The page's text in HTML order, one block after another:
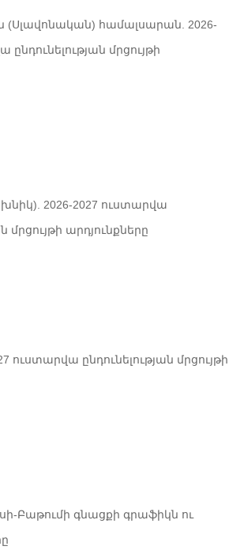
(Սլավոնական) համալսարան. 2026-
ընդունելության մրցույթի
2026-2027 ուստարվա
մրցույթի արդյունքները
ուստարվա ընդունելության մրցույթի
Բաթումի գնացքի գրաֆիկն ու